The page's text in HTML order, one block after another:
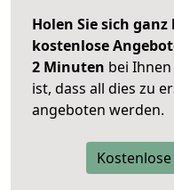
Holen Sie sich
kostenlose
2 Minuten bei
ist, dass all dies zu
angeboten werden.